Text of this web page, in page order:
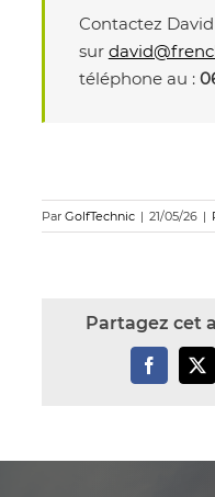
Contactez
sur
téléphone au :
Par GolfTechnic | 21/05/26 |
Partagez cet
Facebook
X